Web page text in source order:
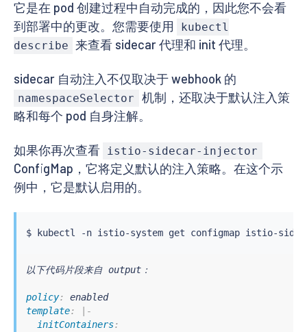
它是在 pod 创建过程中自动完成的，因此您不会看
到部署中的更改。您需要使用
kubectl
describe 来查看 sidecar 代理和 init 代理。
sidecar 自动注入不仅取决于 webhook 的
namespaceSelector
机制，还取决于默认注入策
略和每个 pod 自身注解。
如果你再次查看 istio-sidecar-injector
ConfigMap，它将定义默认的注入策略。在这个示
例中，它是默认启用的。
$ kubectl -n istio-system get configmap istio-
以下代码片段来自 output：
policy:
enabled
template:
-
initContainers: